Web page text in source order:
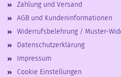
Zahlung und Versand
AGB und Kundeninformationen
Widerrufsbelehrung / Muster-
Datenschutzerklärung
Impressum
Cookie Einstellungen